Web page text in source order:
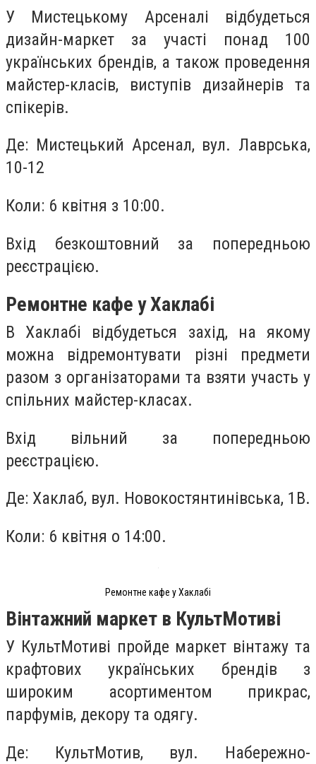
У Мистецькому Арсеналі відбудеться
дизайн-маркет за участі понад 100
українських брендів, а також проведення
майстер-класів, виступів дизайнерів та
спікерів.
Де: Мистецький Арсенал, вул. Лаврська,
10-12
Коли: 6 квітня з 10:00.
Вхід безкоштовний за попередньою
реєстрацією.
Ремонтне кафе у Хаклабі
В Хаклабі відбудеться захід, на якому
можна відремонтувати різні предмети
разом з організаторами та взяти участь у
спільних майстер-класах.
Вхід вільний за попередньою
реєстрацією.
Де: Хаклаб, вул. Новокостянтинівська, 1В.
Коли: 6 квітня о 14:00.
Ремонтне кафе у Хаклабі
Вінтажний маркет в КультМотиві
У КультМотиві пройде маркет вінтажу та
крафтових українських брендів з
широким асортиментом прикрас,
парфумів, декору та одягу.
Де: КультМотив, вул. Набережно-